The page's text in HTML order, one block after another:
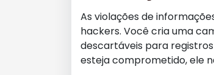
As violações de
hackers. Você cria uma
descartáveis para
esteja comprometido, ele